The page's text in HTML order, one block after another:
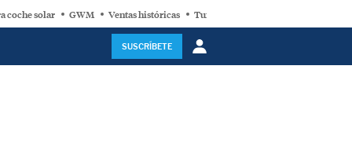
coche solar GWM Ventas históricas Turbina eólica
SUSCRÍBETE